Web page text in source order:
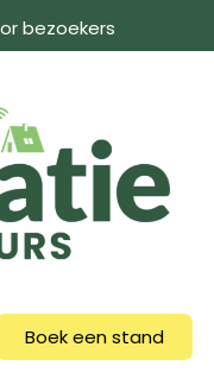
bezoekers
Boek een stand